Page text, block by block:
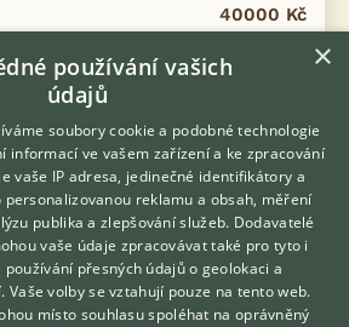
40000 Kč
Hledáte zvířecího kamaráda?
Zdarma vám poradí
VETERINÁŘ ONLINE
×
používání vašich
údajů
soubory cookie a podobné technologie
informací ve vašem zařízení a ke zpracování
vaše IP adresa, jedinečné identifikátory a
reklamu a obsah, měření
publika a zlepšování služeb. Dodavatelé
vaše údaje zpracovávat také pro tyto i
přesných údajů o geolokaci a
volby se vztahují pouze na tento web.
místo souhlasu spoléhat na oprávněný